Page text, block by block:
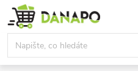
Přejít
na
obsah